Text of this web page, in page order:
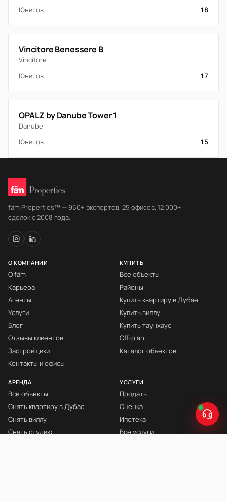
Юнитов 18
Vincitore Benessere B
Vincitore
Юнитов
17
OPALZ by Danube Tower 1
Danube
Юнитов
15
fäm Properties™ — 950+ экспертов, 25 офисов, 12 000+
сделок с 2008 года.
О КОМПАНИИ
О fäm
Карьера
Агенты
Услуги
Блог
Отзывы клиентов
Застройщики
Контакты и офисы
КУПИТЬ
Все объекты
Районы
Купить квартиру в Дубае
Купить виллу
Купить таунхаус
Off-plan
Каталог объектов
АРЕНДА
Все объекты
Снять квартиру в Дубае
Снять виллу
Снять студию
УСЛУГИ
Продать
Оценка
Ипотека
Все услуги